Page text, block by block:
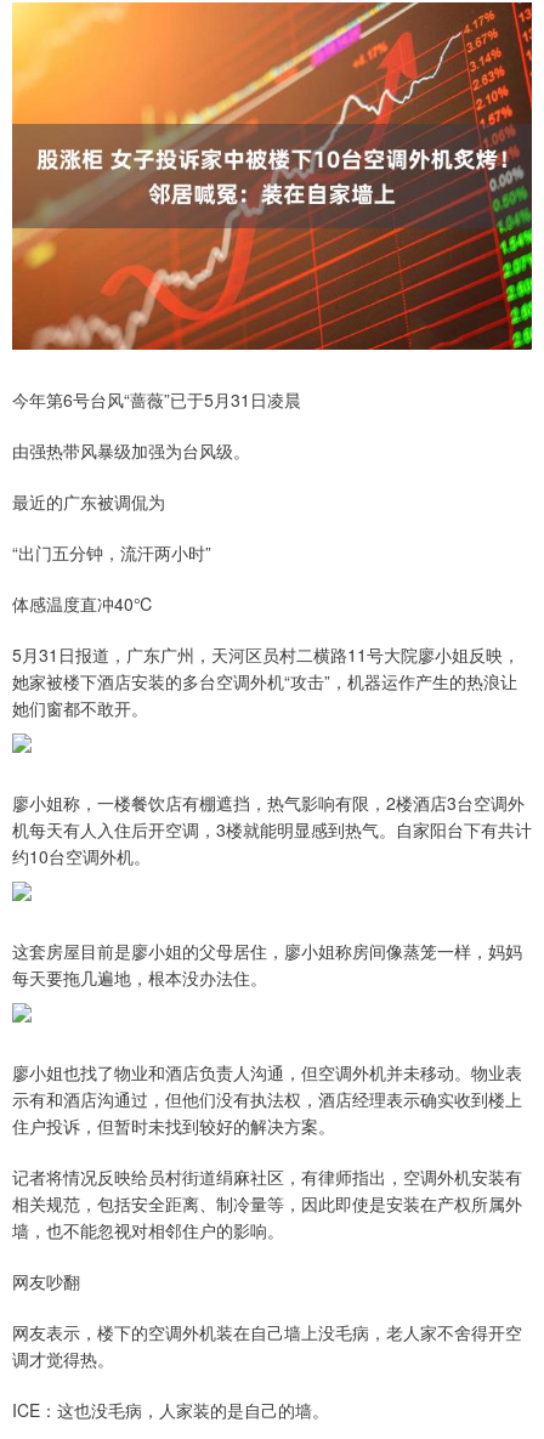
今年第6号台风“蔷薇”已于5月31日凌晨
由强热带风暴级加强为台风级。
最近的广东被调侃为
“出门五分钟，流汗两小时”
体感温度直冲40℃
5月31日报道，广东广州，天河区员村二横路11号大院廖小姐反映，
她家被楼下酒店安装的多台空调外机“攻击”，机器运作产生的热浪让
她们窗都不敢开。
廖小姐称，一楼餐饮店有棚遮挡，热气影响有限，2楼酒店3台空调外
机每天有人入住后开空调，3楼就能明显感到热气。自家阳台下有共计
约10台空调外机。
这套房屋目前是廖小姐的父母居住，廖小姐称房间像蒸笼一样，妈妈
每天要拖几遍地，根本没办法住。
廖小姐也找了物业和酒店负责人沟通，但空调外机并未移动。物业表
示有和酒店沟通过，但他们没有执法权，酒店经理表示确实收到楼上
住户投诉，但暂时未找到较好的解决方案。
记者将情况反映给员村街道绢麻社区，有律师指出，空调外机安装有
相关规范，包括安全距离、制冷量等，因此即使是安装在产权所属外
墙，也不能忽视对相邻住户的影响。
网友吵翻
网友表示，楼下的空调外机装在自己墙上没毛病，老人家不舍得开空
调才觉得热。
ICE：这也没毛病，人家装的是自己的墙。